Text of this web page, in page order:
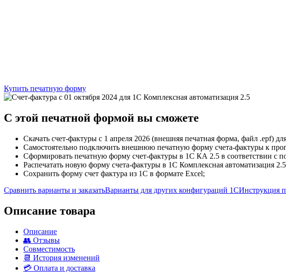
Купить печатную форму
C этой печатной формой вы сможете
Скачать счет-фактуры с 1 апреля 2026 (внешняя печатная форма, файл .epf)
Самостоятельно подключить внешнюю печатную форму счета-фактуры к
Сформировать печатную форму счет-фактуры в 1С КА 2.5 в соответствии с
Распечатать новую форму счета-фактуры в 1С Комплексная автоматизация
Сохранить форму счет фактура из 1С в формате Excel;
Сравнить варианты и заказатьВарианты для других конфигураций 1СИнструкция
Описание товара
Описание
👥 Отзывы
Совместимость
📆 История изменений
💳 Оплата и доставка